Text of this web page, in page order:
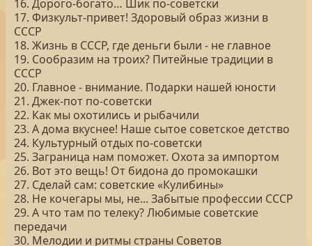
16. Дорого-богато… Шик по-советски
17. Физкульт-привет! Здоровый образ жизни в
СССР
18. Жизнь в СССР, где деньги были - не главное
19. Сообразим на троих? Питейные традиции в
СССР
20. Главное - внимание. Подарки нашей юности
21. Джек-пот по-советски
22. Как мы охотились и рыбачили
23. А дома вкуснее! Наше сытое советское детство
24. Культурный отдых по-советски
25. Заграница нам поможет. Охота за импортом
26. Вот это вещь! От бидона до промокашки
27. Сделай сам: советские «Кулибины»
28. Не кочегары мы, не... Забытые профессии СССР
29. А что там по телеку? Любимые советские
передачи
30. Мелодии и ритмы страны Советов